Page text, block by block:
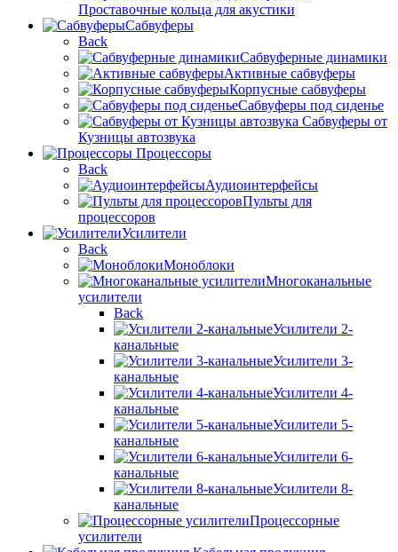
Проставочные кольца для акустики
Сабвуферы
Back
Сабвуферные динамики
Активные сабвуферы
Корпусные сабвуферы
Сабвуферы под сиденье
Сабвуферы от
Кузницы автозвука
Процессоры
Back
Аудиоинтерфейсы
Пульты для
процессоров
Усилители
Back
Моноблоки
Многоканальные
усилители
Back
Усилители 2-
канальные
Усилители 3-
канальные
Усилители 4-
канальные
Усилители 5-
канальные
Усилители 6-
канальные
Усилители 8-
канальные
Процессорные
усилители